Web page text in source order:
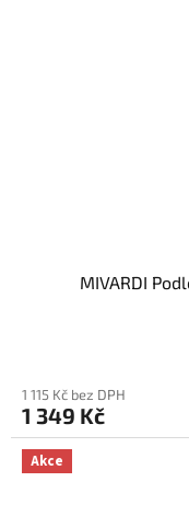
MIVARDI
1 115 Kč bez DPH
1 349 Kč
Akce